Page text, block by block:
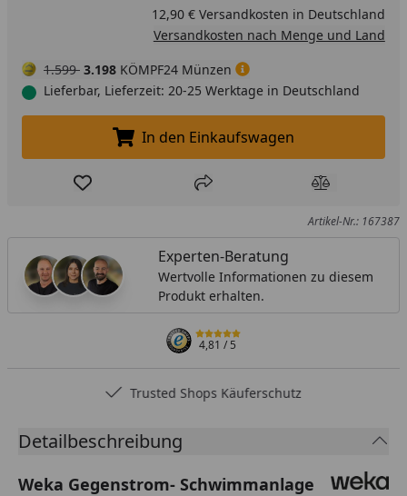
12,90 € Versandkosten in Deutschland
Versandkosten nach Menge und Land
1.599 3.198 KÖMPF24 Münzen
Lieferbar, Lieferzeit: 20-25 Werktage in Deutschland
In den Einkaufswagen legen
In den Einkaufswagen
Produkt zur Wunschliste hinzufügen
Teilen Produkt
Artikel-Nr.: 167387
Experten-Beratung
Wertvolle Informationen zu diesem
Produkt erhalten.
4,81/ 5
Trusted Shops Käuferschutz
Detailbeschreibung
Weka Gegenstrom- Schwimmanlage